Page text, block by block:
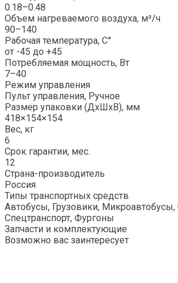
0.18–0.48
Объем нагреваемого воздуха, м³/ч
90–140
Рабочая температура, C°
от -45 до +45
Потребляемая мощность, Вт
7–40
Режим управления
Пульт управления, Ручное
Размер упаковки (ДxШxВ), мм
418×154×154
Вес, кг
6
Срок гарантии, мес.
12
Страна-производитель
Россия
Типы транспортных средств
Автобусы, Грузовики, Микроавтобусы,
Спецтранспорт, Фургоны
Запчасти и комплектующие
Возможно вас заинтересует